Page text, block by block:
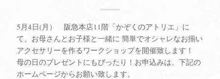
5月4日(月） 阪急本店11階「かぞくのアトリエ」に
て、お母さんとお子様と一緒に 簡単でオシャレなお揃い
アクセサリーを作るワークショップを開催致します！
母の日のプレゼントにもぴったり！お申込みは、下記の
ホームページからお願い致します。